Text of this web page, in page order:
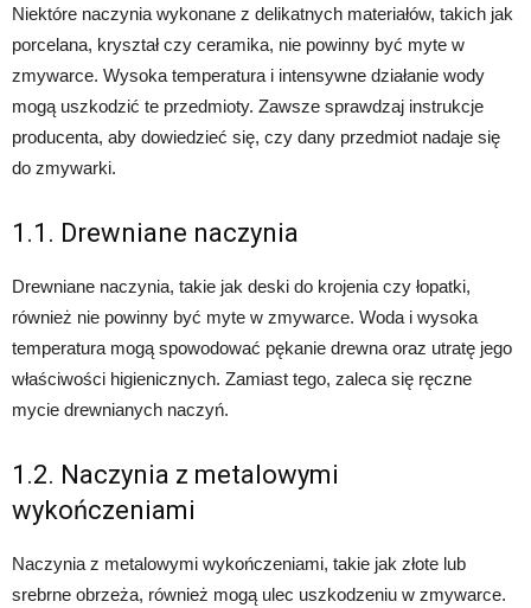
Niektóre naczynia wykonane z delikatnych materiałów, takich jak
porcelana, kryształ czy ceramika, nie powinny być myte w
zmywarce. Wysoka temperatura i intensywne działanie wody
mogą uszkodzić te przedmioty. Zawsze sprawdzaj instrukcje
producenta, aby dowiedzieć się, czy dany przedmiot nadaje się
do zmywarki.
1.1. Drewniane naczynia
Drewniane naczynia, takie jak deski do krojenia czy łopatki,
również nie powinny być myte w zmywarce. Woda i wysoka
temperatura mogą spowodować pękanie drewna oraz utratę jego
właściwości higienicznych. Zamiast tego, zaleca się ręczne
mycie drewnianych naczyń.
1.2. Naczynia z metalowymi
wykończeniami
Naczynia z metalowymi wykończeniami, takie jak złote lub
srebrne obrzeża, również mogą ulec uszkodzeniu w zmywarce.